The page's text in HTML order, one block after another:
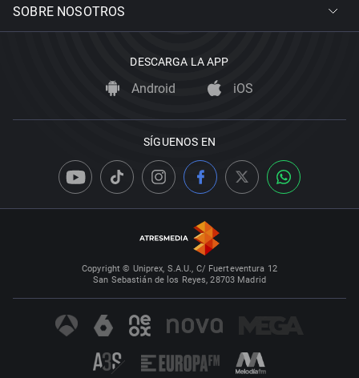
SOBRE NOSOTROS
DESCARGA LA APP
Android iOS
SÍGUENOS EN
Copyright © Uniprex, S.A.U., C/ Fuerteventura 12
San Sebastián de los Reyes, 28703 Madrid